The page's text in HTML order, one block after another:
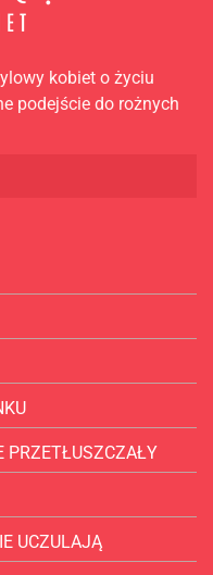
kobiet o życiu
podejście do rożnych
PRZETŁUSZCZAŁY
UCZULAJĄ